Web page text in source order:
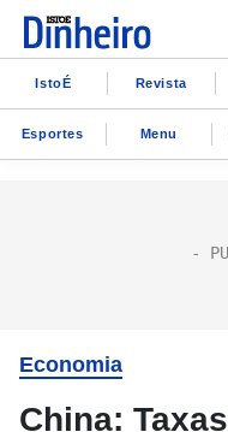
IstoÉ Revista
Esportes Menu
Economia
China: